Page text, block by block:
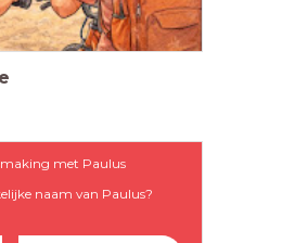
met Paulus
naam van Paulus?